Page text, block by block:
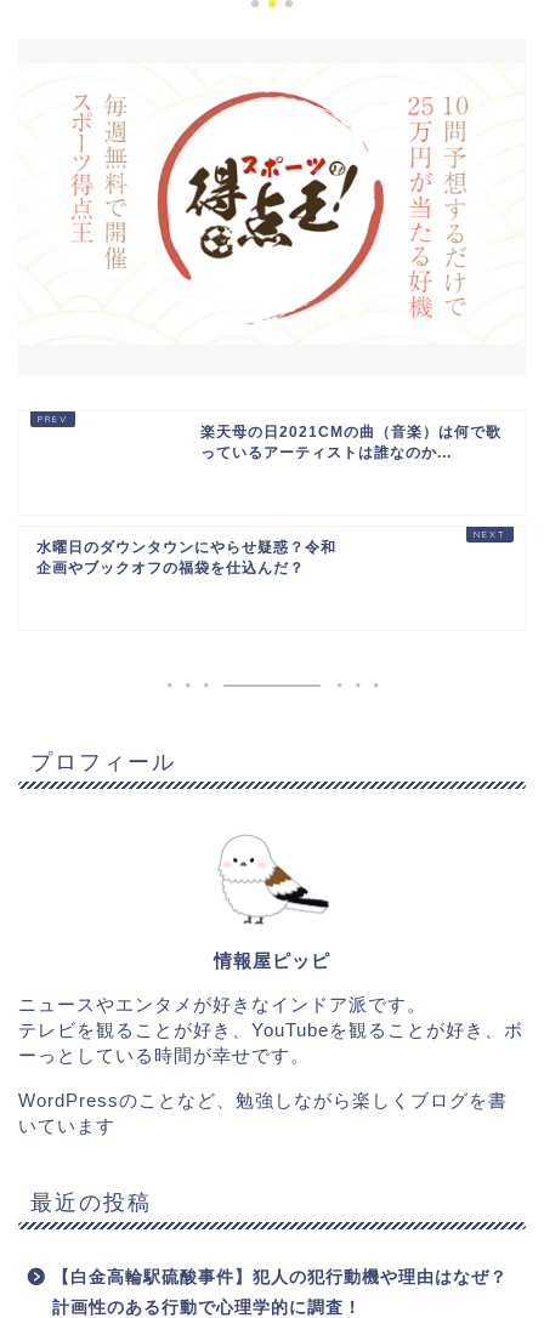
楽天母の日2021CMの曲（音楽）は何で歌
っているアーティストは誰なのか...
水曜日のダウンタウンにやらせ疑惑？令和
企画やブックオフの福袋を仕込んだ？
プロフィール
情報屋ピッピ
ニュースやエンタメが好きなインドア派です。
テレビを観ることが好き、YouTubeを観ることが好き、ボ
ーっとしている時間が幸せです。
WordPressのことなど、勉強しながら楽しくブログを書
いています
最近の投稿
【白金高輪駅硫酸事件】犯人の犯行動機や理由はなぜ？
計画性のある行動で心理学的に調査！